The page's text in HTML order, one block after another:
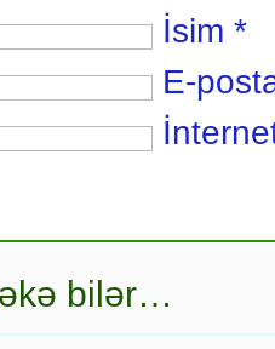
İsim *
E-
bilər…